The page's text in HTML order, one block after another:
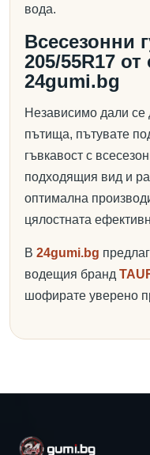
вода.
Всесезонни
205/55R17
24gumi.bg
Независимо дали се
пътища, пътувате
гъвкавост с
подходящия вид и
оптимална
цялостната
В 24gumi.bg
водещия бранд
шофирате уверено